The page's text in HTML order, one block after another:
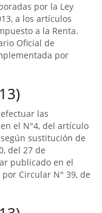
por la Ley
a los artículos
a la Renta.
Oficial de
por
las
el N°4, del artículo
sustitución de
del 27 de
publicado en el
Circular N° 39, de